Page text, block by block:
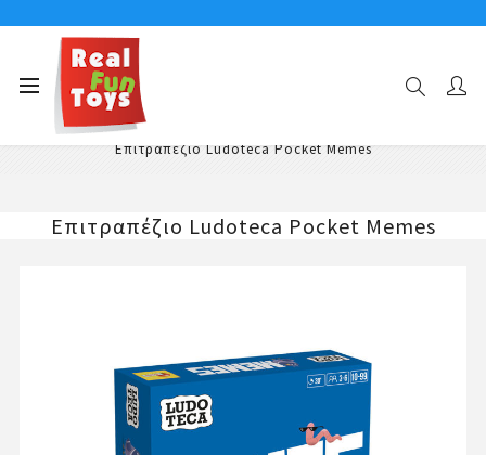
Αρχική σελίδα
Οικογενειακά Επιτραπέζια Παιχνίδια
Επιτραπέζιο Ludoteca Pocket Memes
Επιτραπέζιο Ludoteca Pocket Memes